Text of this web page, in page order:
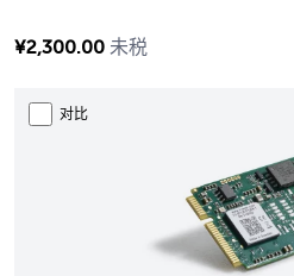
¥2,300.00 未税
对比